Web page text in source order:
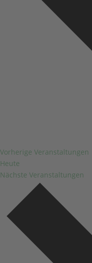
Vorherige Veranstaltungen
Heute
Nächste Veranstaltungen